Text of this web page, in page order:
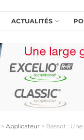
ACTUALITÉS
> Applicateur > Bassot :